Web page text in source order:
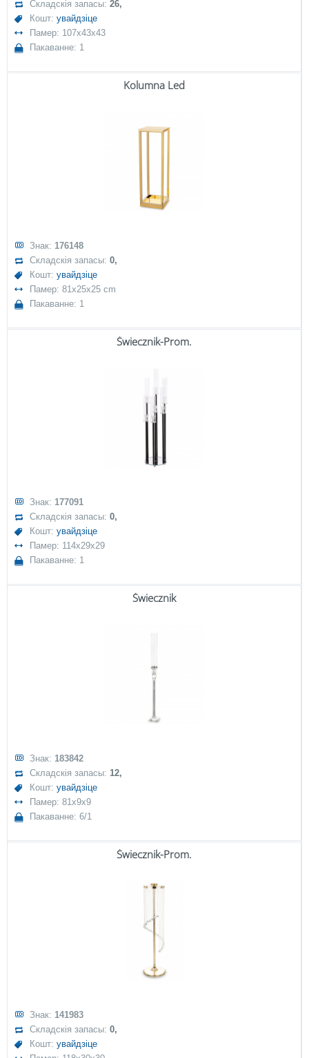
Складскія запасы:26,
Кошт:увайдзіце
Памер: 107x43x43
Пакаванне: 1
Kolumna Led
Знак: 176148
Складскія запасы:0,
Кошт:увайдзіце
Памер: 81x25x25 cm
Пакаванне: 1
Świecznik-Prom.
Знак: 177091
Складскія запасы:0,
Кошт:увайдзіце
Памер: 114x29x29
Пакаванне: 1
Świecznik
Знак: 183842
Складскія запасы: 12,
Кошт:увайдзіце
Памер: 81x9x9
Пакаванне: 6/1
Świecznik-Prom.
Знак: 141983
Складскія запасы:0,
Кошт:увайдзіце